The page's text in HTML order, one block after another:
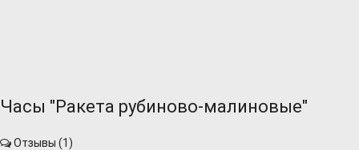
Часы "Ракета рубиново-малиновые"
Отзывы (1)